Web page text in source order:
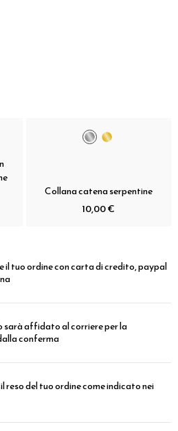
Collana catena serpentine
10,00 €
il tuo ordine con carta di credito, paypal
sarà affidato al corriere per la
conferma
del tuo ordine come indicato nei